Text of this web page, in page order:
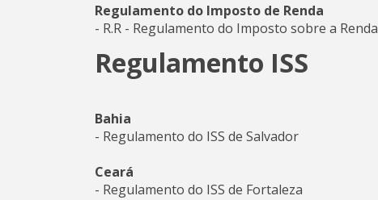
Regulamento do Imposto de Renda
- R.R - Regulamento do Imposto sobre a Renda
Regulamento ISS
Bahia
- Regulamento do ISS de Salvador
Ceará
- Regulamento do ISS de Fortaleza